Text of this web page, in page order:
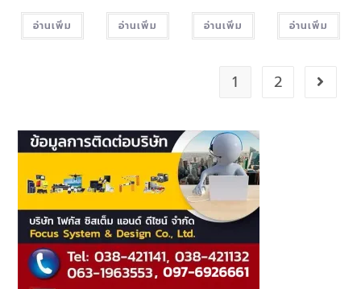
อ่านเพิ่ม อ่านเพิ่ม อ่านเพิ่ม อ่านเพิ่ม
1 2